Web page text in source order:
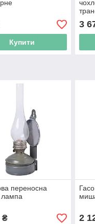
Купити
3
переносна
лампа
₴ 2